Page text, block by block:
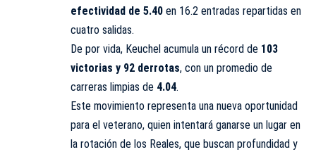
efectividad de 5.40 en 16.2 entradas repartidas en
cuatro salidas.
De por vida, Keuchel acumula un récord de 103
victorias y 92 derrotas, con un promedio de
carreras limpias de 4.04.
Este movimiento representa una nueva oportunidad
para el veterano, quien intentará ganarse un lugar en
la rotación de los Reales, que buscan profundidad y